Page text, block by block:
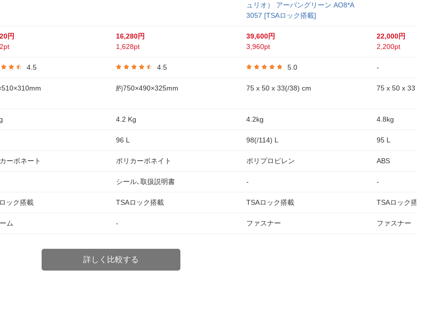
円
4.5
ーボネート
ック搭載
ム
16,280円
1,628pt
4.5
約750×490×325mm
4.2 Kg
96 L
ポリカーボネイト
シール､取扱説明書
TSAロック搭載
-
ュリオ） アーバングリーン AO8*A
3057 [TSAロック搭載]
39,600円
3,960pt
5.0
75 x 50 x 33(/38) cm
4.2kg
98(/114) L
ポリプロピレン
-
TSAロック搭載
ファスナー
22,000円
2,200pt
-
75 x 50 x 33 cm
4.8kg
95 L
ABS
-
TSAロック搭載
ファスナー
詳しく比較する